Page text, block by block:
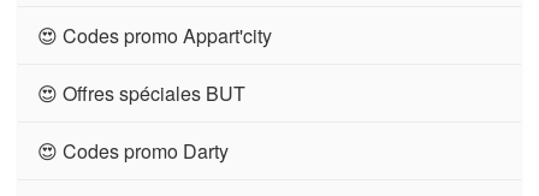
😍 Codes promo Appart'city
😍 Offres spéciales BUT
😍 Codes promo Darty